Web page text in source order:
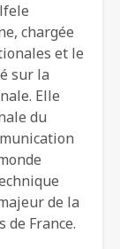
chargée
et le
sur la
Elle
du
de la
France.